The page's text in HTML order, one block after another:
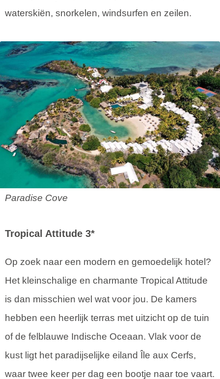
waterskiën, snorkelen, windsurfen en zeilen.
Paradise Cove
Tropical Attitude 3*
Op zoek naar een modern en gemoedelijk hotel?
Het kleinschalige en charmante Tropical Attitude
is dan misschien wel wat voor jou. De kamers
hebben een heerlijk terras met uitzicht op de tuin
of de felblauwe Indische Oceaan. Vlak voor de
kust ligt het paradijselijke eiland Île aux Cerfs,
waar twee keer per dag een bootje naar toe vaart.